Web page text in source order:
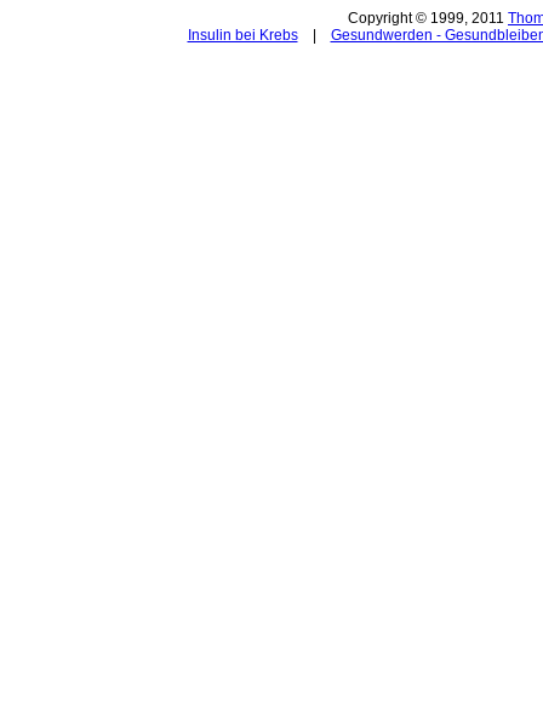
Copyright © 1999, 2011
Insulin bei Krebs| Gesundwerden -